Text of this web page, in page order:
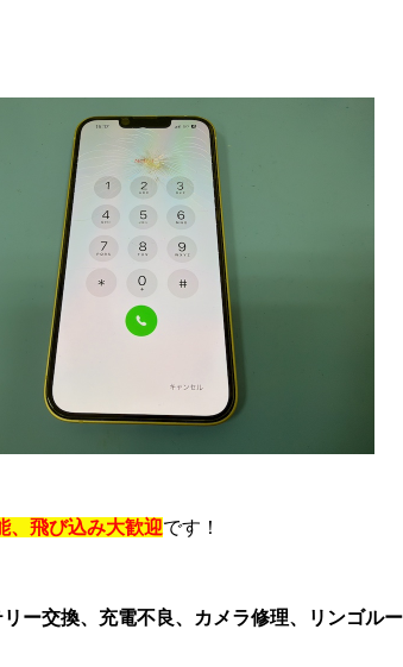
、飛び込み大歓迎です！
ー交換、充電不良、カメラ修理、リンゴル